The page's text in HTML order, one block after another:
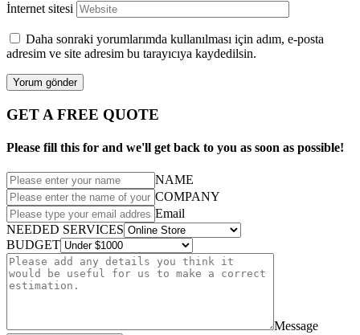
İnternet sitesi
Daha sonraki yorumlarımda kullanılması için adım, e-posta
adresim ve site adresim bu tarayıcıya kaydedilsin.
GET A FREE QUOTE
Please fill this for and we'll get back to you as soon as possible!
NAME
COMPANY
Email
NEEDED SERVICES
BUDGET
Message